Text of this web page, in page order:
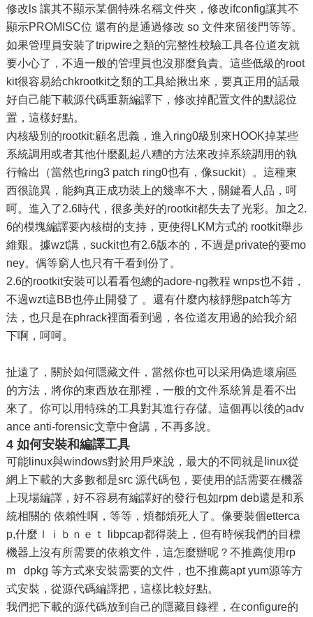
修改ls 讓其不顯示某個特殊名稱文件夾，修改ifconfig讓其不
顯示PROMISC位 還有的是通過修改 so 文件來留後門等等。
如果管理員安裝了tripwire之類的完整性校驗工具各位道友就
要小心了，不過一般的管理員也沒那麼負責。這些低級的root
kit很容易給chkrootkit之類的工具給揪出來，要真正用的話最
好自己能下載源代碼重新編譯下，修改掉配置文件的默認位
置，這樣好點。
內核級別的rootkit:顧名思義，進入ring0級別來HOOK掉某些
系統調用或者其他什麼亂起八糟的方法來改掉系統調用的執
行輸出（當然也ring3 patch ring0也有，像suckit）。這種東
西很詭異，能夠真正成功裝上的幾率不大，關鍵看人品，呵
呵。進入了2.6時代，很多美好的rootkit都失去了光彩。加之2.
6的模塊編譯要內核樹的支持，更使得LKM方式的 rootkit舉步
維艱。據wzt講，suckit也有2.6版本的，不過是private的要mo
ney。偶等窮人也只有干看到份了。
2.6的rootkit安裝可以看看包總的adore-ng教程 wnps也不錯，
不過wzt這BB也停止開發了 。還有什麼內核靜態patch等方
法，也只是在phrack裡面看到過，各位道友用過的給我介紹
下啊，呵呵。
扯遠了，關於如何隱藏文件，當然你也可以采用偽造壞扇區
的方法，將你的東西放在那裡，一般的文件系統算是看不出
來了。你可以用特殊的工具對其進行存儲。這個再以後的adv
ance anti-forensic文章中會講，不再多說。
4 如何安裝和編譯工具
可能linux與windows對於用戶來說，最大的不同就是linux從
網上下載的大多數都是src 源代碼包，要使用的話需要在機器
上現場編譯，好不容易有編譯好的發行包如rpm deb還是和系
統相關的 依賴性啊，等等，煩都煩死人了。像要裝個etterca
p,什麼ｌｉｂｎｅｔ libpcap都得裝上，但有時候我們的目標
機器上沒有所需要的依賴文件，這怎麼辦呢？不推薦使用rp
m dpkg 等方式來安裝需要的文件，也不推薦apt yum源等方
式安裝，從源代碼編譯把，這樣比較好點。
我們把下載的源代碼放到自己的隱藏目錄裡，在configure的